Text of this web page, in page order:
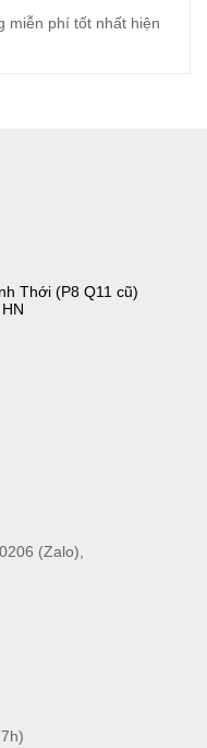
miễn phí tốt nhất hiện
Thới (P8 Q11 cũ)
(Zalo),